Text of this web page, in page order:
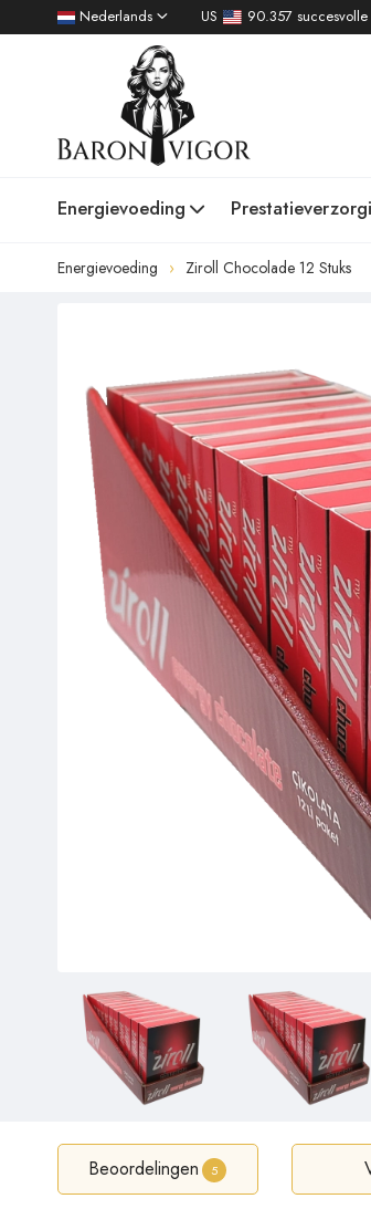
Nederlands US 90.357
Energievoeding
Energievoeding Ziroll Chocolade 12 Stuks
Beoordelingen 5